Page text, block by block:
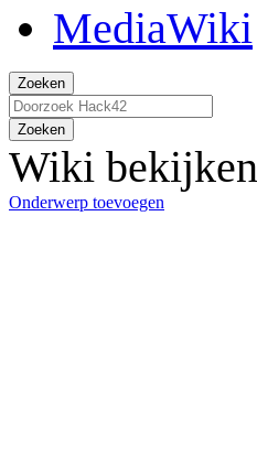
Zoeken
Zoeken
Wiki bekijken
Onderwerp toevoegen